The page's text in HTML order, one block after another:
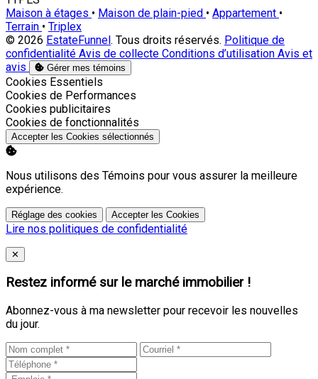
Maison à étages • Maison de plain-pied • Appartement •
Terrain • Triplex
© 2026 EstateFunnel. Tous droits réservés. Politique de
confidentialité Avis de collecte Conditions d’utilisation Avis et
avis
Gérer mes témoins
Activer
Cookies Essentiels
Activer
Cookies de Performances
Activer
Cookies publicitaires
Activer
Cookies de fonctionnalités
Accepter les Cookies sélectionnés
Nous utilisons des Témoins pour vous assurer la meilleure
expérience.
Réglage des cookies Accepter les Cookies
Lire nos politiques de confidentialité
Close
✕
Restez informé sur le marché immobilier !
Abonnez-vous à ma newsletter pour recevoir les nouvelles
du jour.